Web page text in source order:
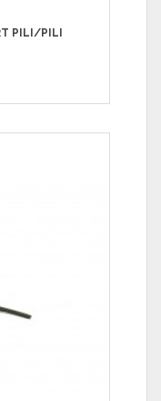
PILI/PILI